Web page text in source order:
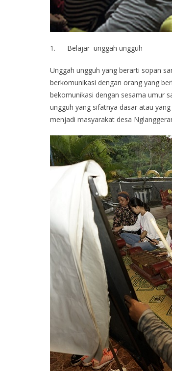
1. Belajar unggah ungguh
Unggah ungguh yang berarti sopan
berkomunikasi dengan orang yang
bekomunikasi dengan sesama umur
ungguh yang sifatnya dasar atau
menjadi masyarakat desa